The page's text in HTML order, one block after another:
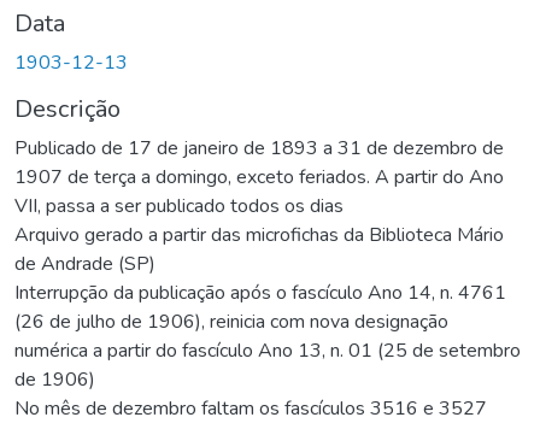
Data
1903-12-13
Descrição
Publicado de 17 de janeiro de 1893 a 31 de dezembro de
1907 de terça a domingo, exceto feriados. A partir do Ano
VII, passa a ser publicado todos os dias
Arquivo gerado a partir das microfichas da Biblioteca Mário
de Andrade (SP)
Interrupção da publicação após o fascículo Ano 14, n. 4761
(26 de julho de 1906), reinicia com nova designação
numérica a partir do fascículo Ano 13, n. 01 (25 de setembro
de 1906)
No mês de dezembro faltam os fascículos 3516 e 3527